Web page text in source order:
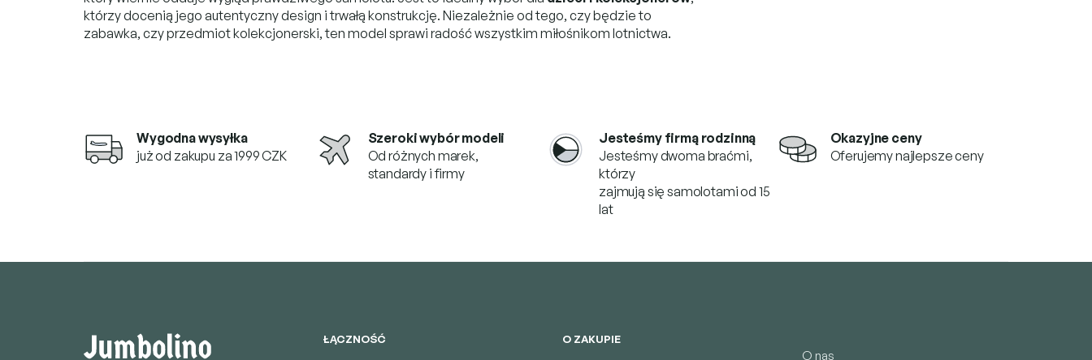
Wygodna wysyłka
już od zakupu za 1999 CZK
Szeroki wybór modeli
Od różnych marek,
standardy i firmy
Jesteśmy firmą rodzinną
Jesteśmy dwoma braćmi,
którzy
zajmują się samolotami od 15
lat
Okazyjne ceny
Oferujemy najlepsze ceny
którzy docenią jego autentyczny design i trwałą konstrukcję. Niezależnie od tego, czy będzie to
zabawka, czy przedmiot kolekcjonerski, ten model sprawi radość wszystkim miłośnikom lotnictwa.
ŁĄCZNOŚĆ O ZAKUPIE
O nas